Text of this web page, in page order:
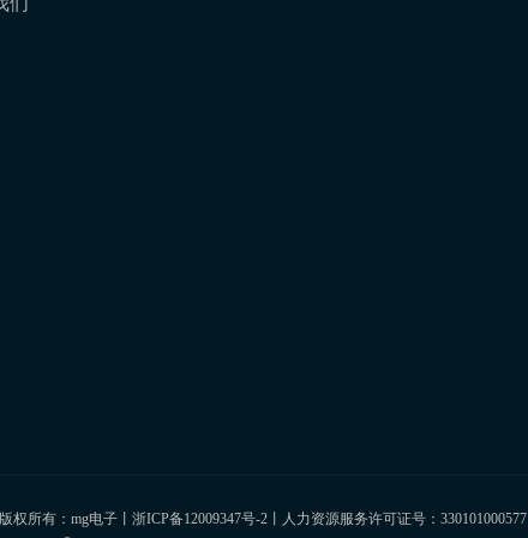
权所有：mg电子丨 浙ICP备12009347号-2丨人力资源服务许可证号：330101000577